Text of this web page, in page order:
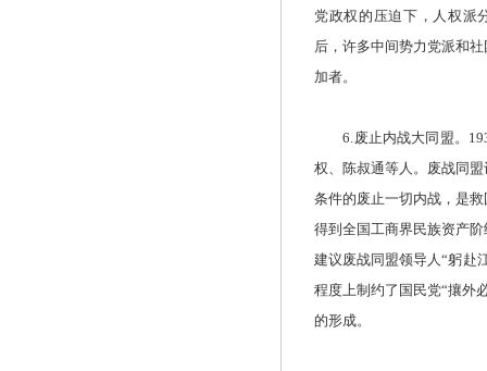
党政权的压迫下，人权派
后，许多中间势力党派和
加者。
6.废止内战大同盟。
权、陈叔通等人。废战同
条件的废止一切内战，是
得到全国工商界民族资产
建议废战同盟领导人“躬赴
程度上制约了国民党“攘外
的形成。